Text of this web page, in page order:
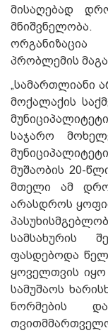
მისაღებად
პრობლემის
„სამართლიანი
მოქალაქის
საჯარო
მუშაობის 20-
მთელი ამ
არასდროს
სამსახურის
ფასდებოდა
ყოველთვის
სამუშაოს
ნორმების